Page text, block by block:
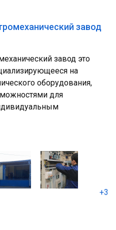
завод
завод это
на
оборудования,
для
+3